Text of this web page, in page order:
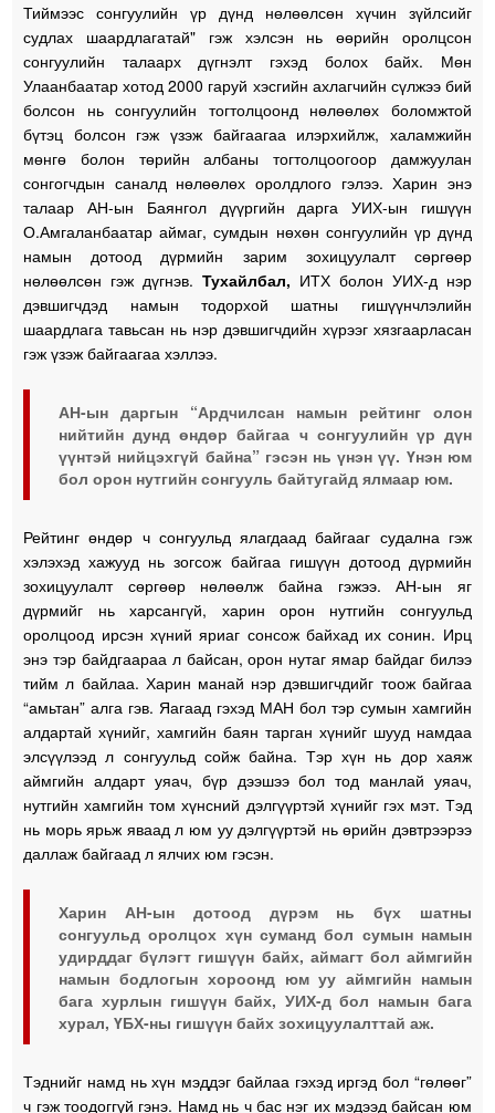
Тиймээс сонгуулийн үр дүнд нөлөөлсөн хүчин зүйлсийг
судлах шаардлагатай" гэж хэлсэн нь өөрийн оролцсон
сонгуулийн талаарх дүгнэлт гэхэд болох байх. Мөн
Улаанбаатар хотод 2000 гаруй хэсгийн ахлагчийн сүлжээ бий
болсон нь сонгуулийн тогтолцоонд нөлөөлөх боломжтой
бүтэц болсон гэж үзэж байгаагаа илэрхийлж, халамжийн
мөнгө болон төрийн албаны тогтолцоогоор дамжуулан
сонгогчдын саналд нөлөөлөх оролдлого гэлээ. Харин энэ
талаар АН-ын Баянгол дүүргийн дарга УИХ-ын гишүүн
О.Амгаланбаатар аймаг, сумдын нөхөн сонгуулийн үр дүнд
намын дотоод дүрмийн зарим зохицуулалт сөргөөр
нөлөөлсөн гэж дүгнэв.Тухайлбал, ИТХ болон УИХ-д нэр
дэвшигчдэд намын тодорхой шатны гишүүнчлэлийн
шаардлага тавьсан нь нэр дэвшигчдийн хүрээг хязгаарласан
гэж үзэж байгаагаа хэллээ.
АН-ын даргын “Ардчилсан намын рейтинг олон
нийтийн дунд өндөр байгаа ч сонгуулийн үр дүн
үүнтэй нийцэхгүй байна” гэсэн нь үнэн үү. Үнэн юм
бол орон нутгийн сонгууль байтугайд ялмаар юм.
Рейтинг өндөр ч сонгуульд ялагдаад байгааг судална гэж
хэлэхэд хажууд нь зогсож байгаа гишүүн дотоод дүрмийн
зохицуулалт сөргөөр нөлөөлж байна гэжээ. АН-ын яг
дүрмийг нь харсангүй, харин орон нутгийн сонгуульд
оролцоод ирсэн хүний яриаг сонсож байхад их сонин. Ирц
энэ тэр байдгаараа л байсан, орон нутаг ямар байдаг билээ
тийм л байлаа. Харин манай нэр дэвшигчдийг тоож байгаа
“амьтан” алга гэв. Яагаад гэхэд МАН бол тэр сумын хамгийн
алдартай хүнийг, хамгийн баян тарган хүнийг шууд намдаа
элсүүлээд л сонгуульд сойж байна. Тэр хүн нь дор хаяж
аймгийн алдарт уяач, бүр дээшээ бол тод манлай уяач,
нутгийн хамгийн том хүнсний дэлгүүртэй хүнийг гэх мэт. Тэд
нь морь ярьж яваад л юм уу дэлгүүртэй нь өрийн дэвтрээрээ
даллаж байгаад л ялчих юм гэсэн.
Харин АН-ын дотоод дүрэм нь бүх шатны
сонгуульд оролцох хүн суманд бол сумын намын
удирддаг бүлэгт гишүүн байх, аймагт бол аймгийн
намын бодлогын хороонд юм уу аймгийн намын
бага хурлын гишүүн байх, УИХ-д бол намын бага
хурал, ҮБХ-ны гишүүн байх зохицуулалттай аж.
Тэднийг намд нь хүн мэддэг байлаа гэхэд иргэд бол “гөлөөг”
ч гэж тоодоггүй гэнэ. Намд нь ч бас нэг их мэдээд байсан юм